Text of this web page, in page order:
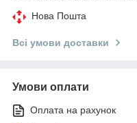
Нова Пошта
Всі умови доставки
Умови оплати
Оплата на рахунок